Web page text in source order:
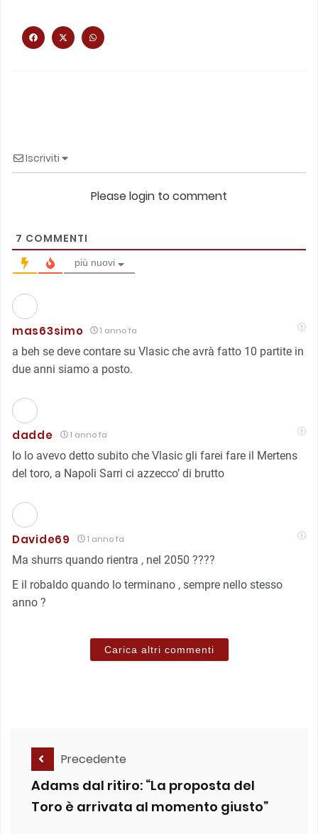
Iscriviti
Please login to comment
7 COMMENTI
più nuovi
mas63simo 1 anno fa
a beh se deve contare su Vlasic che avrà fatto 10 partite in
due anni siamo a posto.
dadde 1 anno fa
Io lo avevo detto subito che Vlasic gli farei fare il Mertens
del toro, a Napoli Sarri ci azzecco’ di brutto
Davide69 1 anno fa
Ma shurrs quando rientra , nel 2050 ????
E il robaldo quando lo terminano , sempre nello stesso
anno ?
Carica altri commenti
Precedente
Adams dal ritiro: “La proposta del
Toro è arrivata al momento giusto”